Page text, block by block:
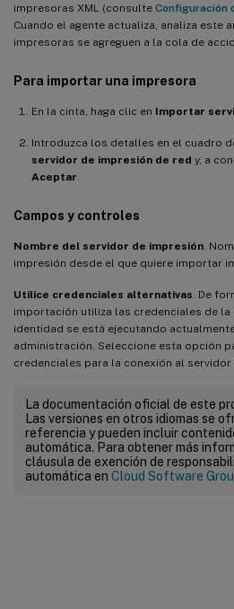
impresoras XML (consulte Configuración
Cuando el agente actualiza, analiza este
impresoras se agreguen a la cola de
Para importar una impresora
En la cinta, haga clic en Importar
Introduzca los detalles en el cuadro
servidor de impresión de red y, a
Aceptar
Campos y controles
Nombre del servidor de impresión .
impresión desde el que quiere importar
Utilice credenciales alternativas . De
importación utiliza las credenciales de la
identidad se está ejecutando
administración. Seleccione esta opción
credenciales para la conexión al servidor
La documentación oficial de este
Las versiones en otros idiomas se
referencia y pueden incluir
automática. Para obtener más
cláusula de exención de
automática en Cloud Software